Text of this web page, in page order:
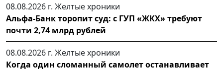
08.08.2026 г. Желтые хроники
Альфа-Банк торопит суд: с ГУП «ЖКХ» требуют
почти 2,74 млрд рублей
08.08.2026 г. Желтые хроники
Когда один сломанный самолет останавливает